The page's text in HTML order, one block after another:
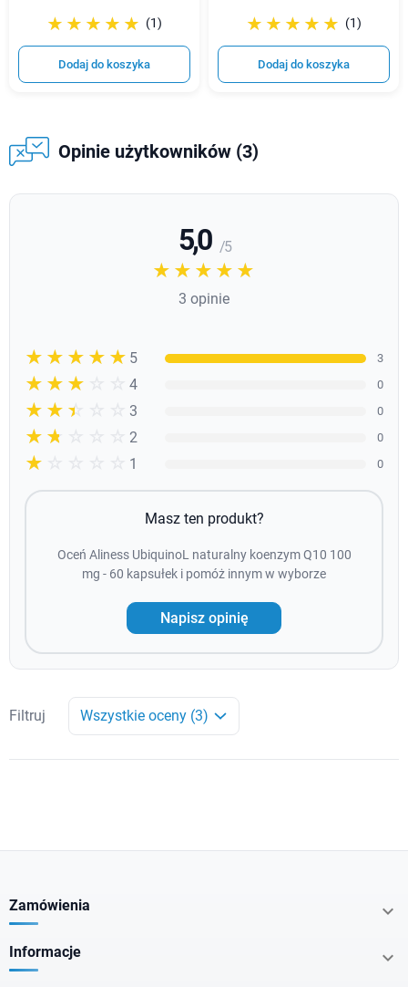
☆☆☆☆☆
★★★★★ (1)
Dodaj do koszyka
☆☆☆☆☆
★★★★★ (1)
Dodaj do koszyka
Opinie użytkowników (3)
5,0 / 5
☆☆☆☆☆
★★★★★
3 opinie
☆☆☆☆☆
★★★★★ 5 3
☆☆☆☆☆
★★★★ 4 0
☆☆☆☆☆
★★★ 3 0
☆☆☆☆☆
★★ 2 0
☆☆☆☆☆
★ 1 0
Masz ten produkt?
Oceń Aliness UbiquinoL naturalny koenzym Q10 100
mg - 60 kapsułek i pomóż innym w wyborze
Napisz opinię
Filtruj Wszystkie oceny (3)
Zamówienia 
Informacje 